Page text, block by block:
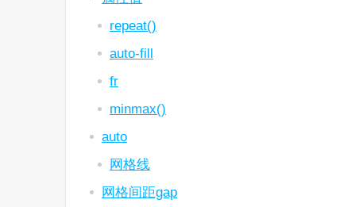
repeat()
auto-fill
fr
minmax()
auto
网格线
网格间距gap